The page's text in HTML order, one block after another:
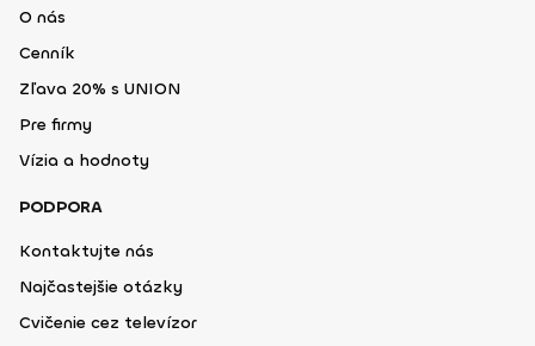
O nás
Cenník
Zľava 20% s UNION
Pre firmy
Vízia a hodnoty
PODPORA
Kontaktujte nás
Najčastejšie otázky
Cvičenie cez televízor